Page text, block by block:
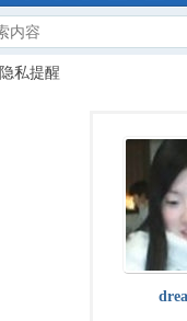
隐私提醒